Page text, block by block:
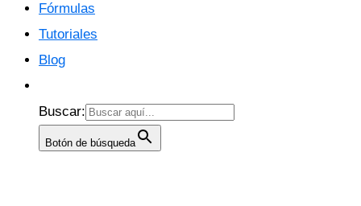
Fórmulas
Tutoriales
Blog
Buscar:
Botón de búsqueda